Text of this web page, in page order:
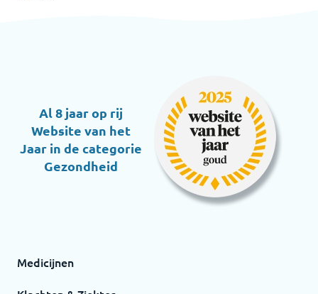
Al 8 jaar op rij
Website van het
Jaar in de categorie
Gezondheid
Medicijnen